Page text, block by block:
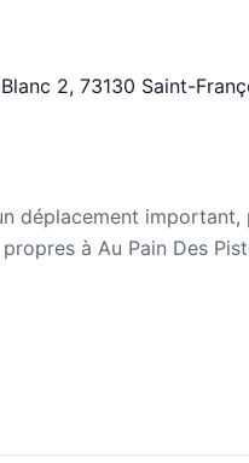
2, 73130 Saint-
déplacement important,
à Au Pain Des